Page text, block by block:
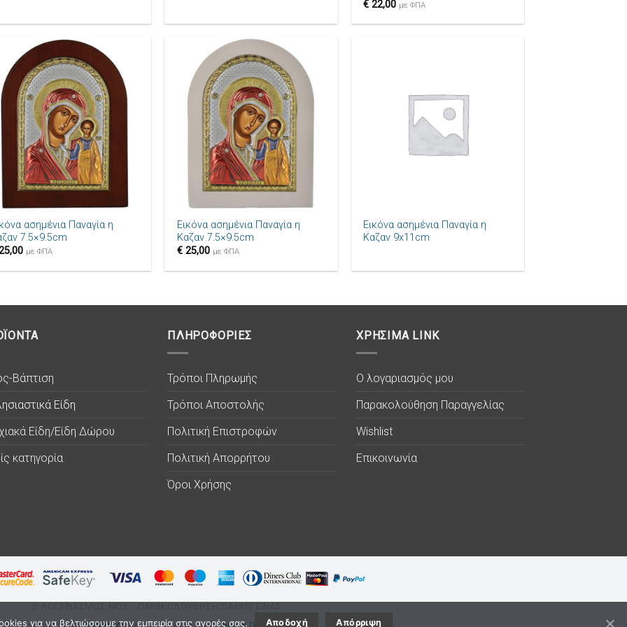
€ 22,00 με ΦΠΑ
Πρόσθήκη
στην λίστα
επιθυμιών
ασημένια Παναγία η
7.5×9.5cm
με ΦΠΑ
Πρόσθήκη
στην λίστα
επιθυμιών
Εικόνα ασημένια Παναγία η
Καζαν 7.5×9.5cm
€25,00 με ΦΠΑ
Εικόνα ασημένια Παναγία η
Καζαν 9x11cm
Βάπτιση
Είδη
Είδη/Είδη Δώρου
κατηγορία
ΠΛΗΡΟΦΟΡΙΕΣ
Τρόποι Πληρωμής
Τρόποι Αποστολής
Πολιτική Επιστροφών
Πολιτική Απορρήτου
Όροι Χρήσης
ΧΡΗΣΙΜΑ LINK
Ο λογαριασμός μου
Παρακολούθηση Παραγγελίας
Wishlist
Επικοινωνία
για να βελτιώσουμε την εμπειρία στις αγορές σας. Αποδοχή Απόρριψη